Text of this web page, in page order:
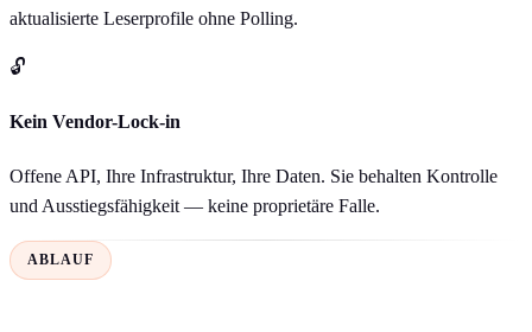
aktualisierte Leserprofile ohne Polling.
🔓
Kein Vendor-Lock-in
Offene API, Ihre Infrastruktur, Ihre Daten. Sie behalten Kontrolle
und Ausstiegsfähigkeit — keine proprietäre Falle.
ABLAUF